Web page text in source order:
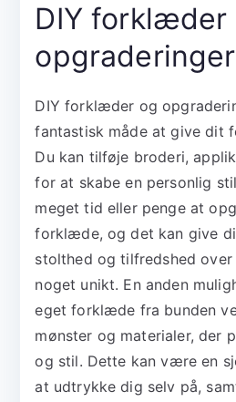
DIY forklæder
opgraderinger
DIY forklæder og
fantastisk måde at give dit
Du kan tilføje broderi,
for at skabe en personlig
meget tid eller penge at
forklæde, og det kan give
stolthed og tilfredshed over
noget unikt. En anden
eget forklæde fra bunden
mønster og materialer, der
og stil. Dette kan være en
at udtrykke dig selv på,